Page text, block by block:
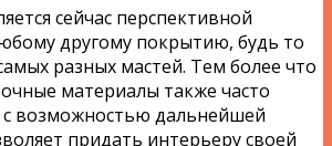
сейчас перспективной
другому покрытию, будь то
разных мастей. Тем более что
материалы также часто
с возможностью дальнейшей
придать интерьеру своей